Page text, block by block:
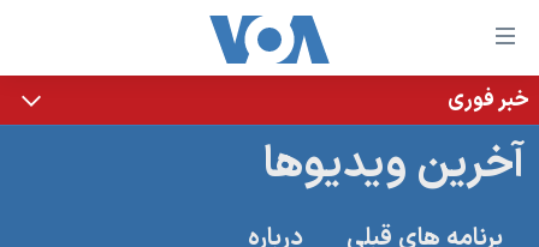
لینکهای
قابل
دسترسی
جهش
خانه
نسخه سبک وب‌سایت
خبر فوری
آخرین ویدیوها
برنامه های قبلی درباره